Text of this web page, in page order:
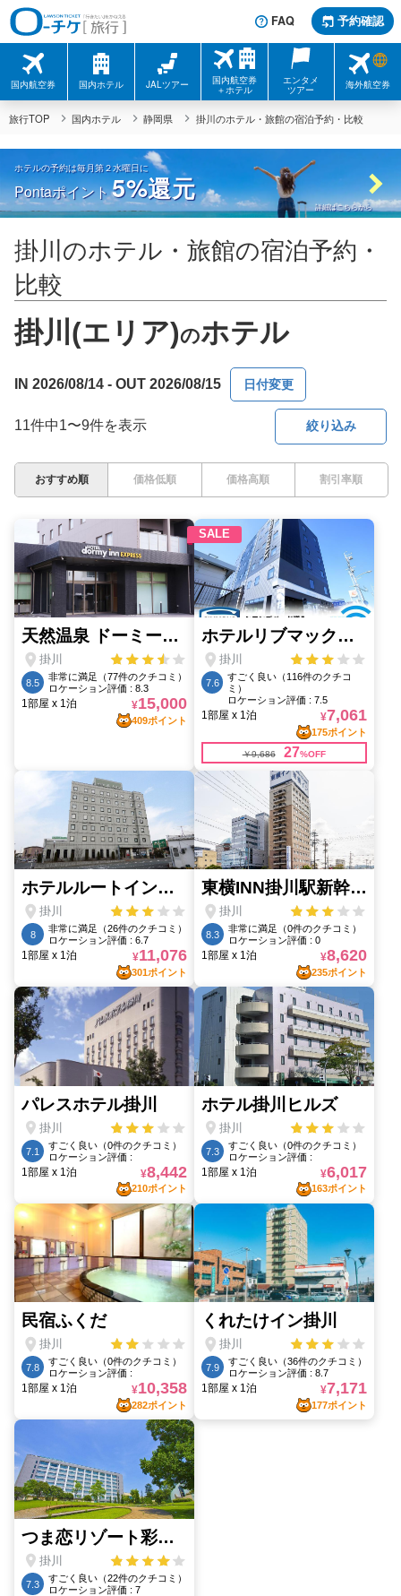
FAQ 予約確認
国内航空券 国内ホテル JALツアー 国内航空券
＋ホテル
エンタメ
ツアー 海外航空券
旅行TOP 国内ホテル 静岡県 掛川のホテル・旅館の宿泊予約・比較
ホテルの予約は毎月第２水曜日に
Pontaポイント5%還元
詳細はこちらから
掛川のホテル・旅館の宿泊予約・
比較
掛川(エリア)